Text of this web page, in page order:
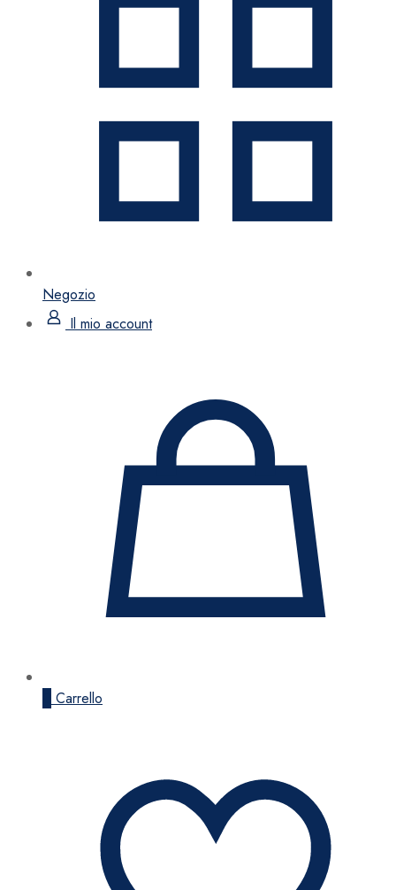
Negozio
Il mio account
Carrello